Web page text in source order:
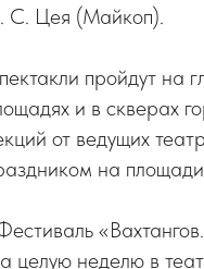
С. Цея (Майкоп).
пройдут на
и в скверах
от ведущих
на
целую неделю в